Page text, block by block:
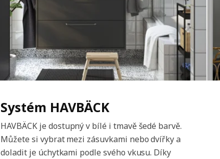
Systém HAVBÄCK
HAVBÄCK je dostupný v bílé i tmavě šedé barvě.
Můžete si vybrat mezi zásuvkami nebo dvířky a
doladit je úchytkami podle svého vkusu. Díky